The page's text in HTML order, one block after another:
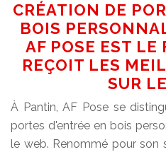
CRÉATION DE
BOIS
AF POSE EST LE
REÇOIT LES
SUR
À Pantin, AF Pose se
portes d'entrée en bois
le web. Renommé pour son